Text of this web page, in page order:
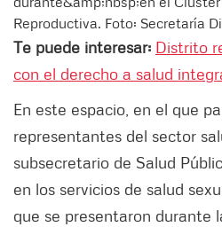
Reproductiva. Foto: Secretaría
Te puede interesar: Distrito
con el derecho a salud
En este espacio, en el que
representantes del sector
subsecretario de Salud
en los servicios de salud
que se presentaron durante